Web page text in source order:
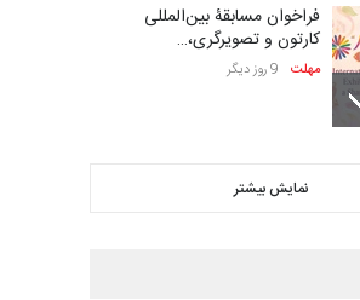
فراخوان مسابقۀ بین‌المللی
کارتون و تصویرگری،…
مهلت 9 روز دیگر
ششمین جشنواره بین‌المللی
کاریکاتور CIK Damad…
نمایش بیشتر